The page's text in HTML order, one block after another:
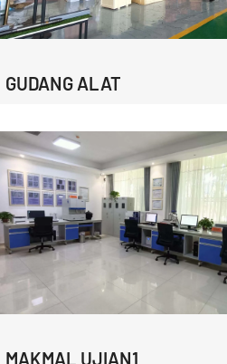
GUDANG ALAT
MAKMAL UJIAN1